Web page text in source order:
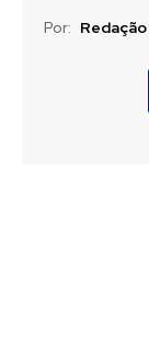
Por: